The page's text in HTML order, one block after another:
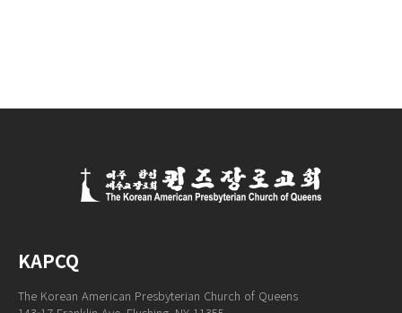
KAPCQ
The Korean American Presbyterian Church of Queens